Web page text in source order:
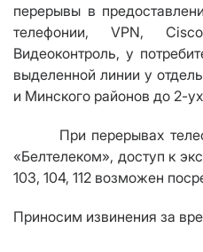
перерывы в
телефонии, VPN,
Видеоконтроль, у
выделенной линии у
и Минского районов до 2-
При перерывах
«Белтелеком», доступ к
103, 104, 112 возможен
Приносим извинения за